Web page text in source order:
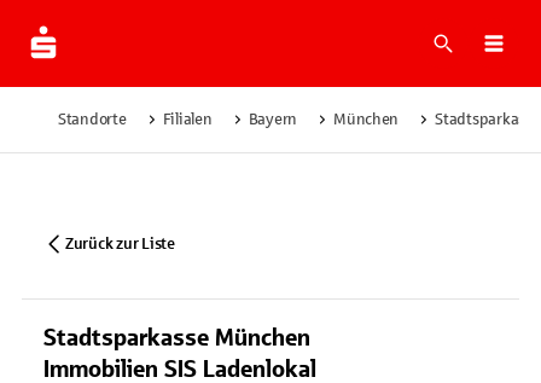
Suche
Standorte Filialen Bayern München
Zurück zur Liste
Stadtsparkasse München
Immobilien SIS Ladenlokal